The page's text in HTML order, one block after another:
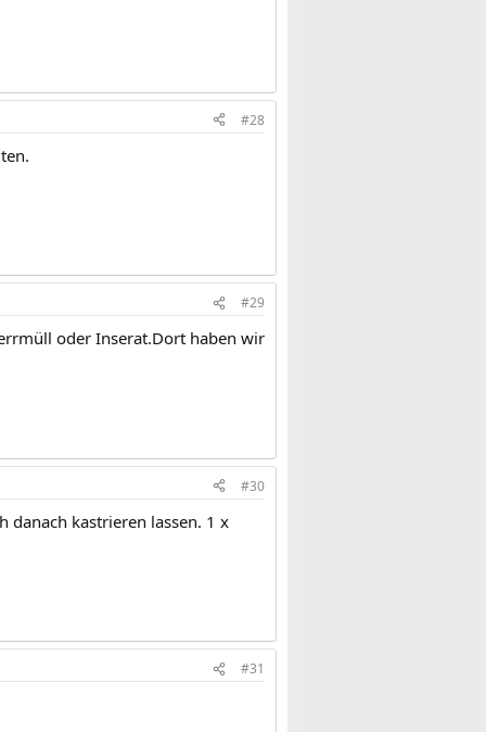
#28
#29
oder Inserat.Dort haben wir
#30
kastrieren lassen. 1 x
#31